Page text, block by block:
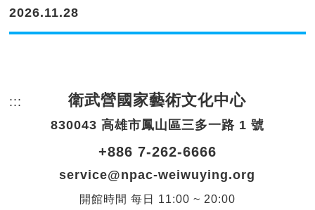
2026.11.28
::: 頁尾網站資訊。
衛武營國家藝術文化中心
830043 高雄市鳳山區三多一路 1 號
+886 7-262-6666
service@npac-weiwuying.org
開館時間 每日 11:00 ~ 20:00